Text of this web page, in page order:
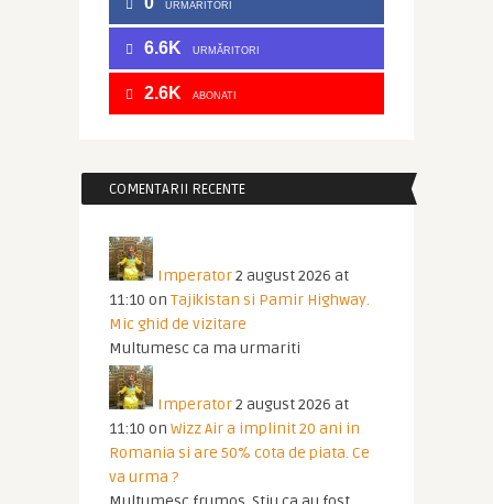
URMARITORI
6.6K URMĂRITORI
2.6K ABONATI
COMENTARII RECENTE
Imperator2 august 2026 at
11:10 on Tajikistan si Pamir Highway.
Mic ghid de vizitare
Multumesc ca ma urmariti
Imperator2 august 2026 at
11:10 on Wizz Air a implinit 20 ani in
Romania si are 50% cota de piata. Ce
va urma ?